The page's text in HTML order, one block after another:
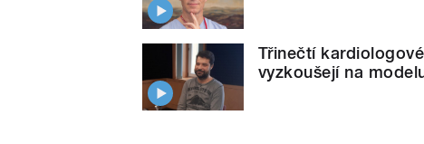
Třinečtí
vyzkoušejí na